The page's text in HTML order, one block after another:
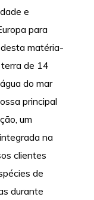
e
para
matéria-
de 14
do mar
principal
um
na
clientes
de
durante